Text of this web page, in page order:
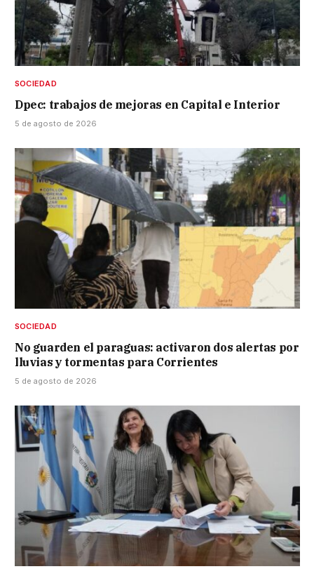
SOCIEDAD
Dpec: trabajos de mejoras en Capital e Interior
5 de agosto de 2026
SOCIEDAD
No guarden el paraguas: activaron dos alertas por
lluvias y tormentas para Corrientes
5 de agosto de 2026